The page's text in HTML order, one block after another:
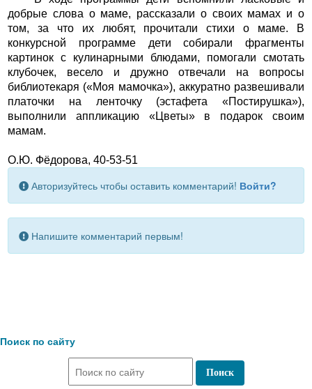
добрые слова о маме, рассказали о своих мамах и о
том, за что их любят, прочитали стихи о маме. В
конкурсной программе дети собирали фрагменты
картинок с кулинарными блюдами, помогали смотать
клубочек, весело и дружно отвечали на вопросы
библиотекаря («Моя мамочка»), аккуратно развешивали
платочки на ленточку (эстафета «Постирушка»),
выполнили аппликацию «Цветы» в подарок своим
мамам.
О.Ю. Фёдорова, 40-53-51
Авторизуйтесь чтобы оставить комментарий! Войти?
Напишите комментарий первым!
Поиск по сайту